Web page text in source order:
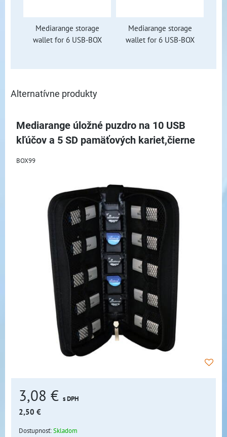
Mediarange storage
wallet for 6 USB-BOX
Mediarange storage
wallet for 6 USB-BOX
Alternatívne produkty
Mediarange úložné puzdro na 10 USB
kľúčov a 5 SD pamäťových kariet,čierne
BOX99
3,08 € s DPH
2,50 €
Dostupnosť:Skladom